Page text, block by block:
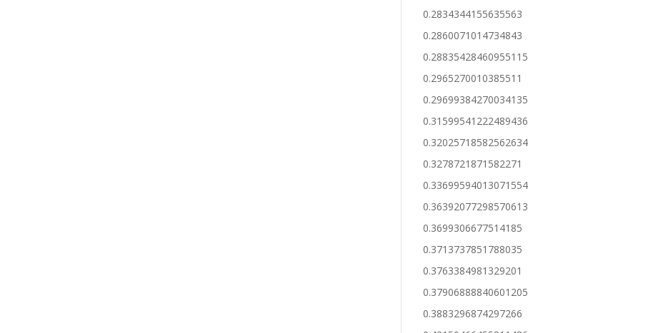
0.2834344155635563
0.2860071014734843
0.28835428460955115
0.2965270010385511
0.29699384270034135
0.31599541222489436
0.32025718582562634
0.3278721871582271
0.33699594013071554
0.36392077298570613
0.3699306677514185
0.3713737851788035
0.3763384981329201
0.37906888840601205
0.3883296874297266